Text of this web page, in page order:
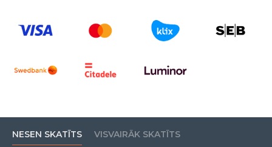
NESEN SKATĪTS VISVAIRĀK SKATĪTS